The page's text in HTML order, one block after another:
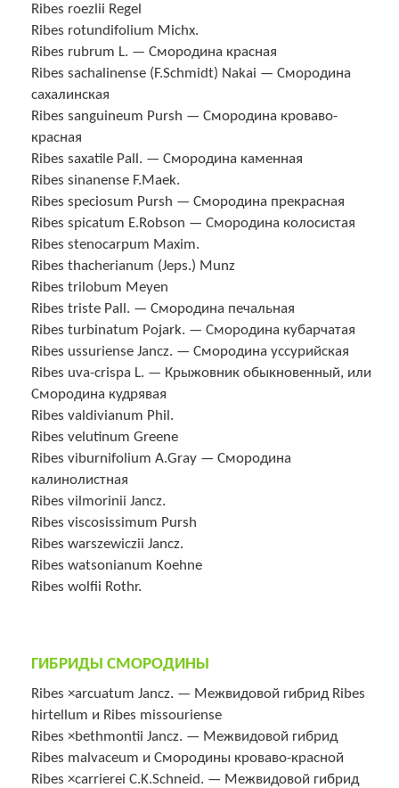
Ribes roezlii Regel
Ribes rotundifolium Michx.
Ribes rubrum L. — Смородина красная
Ribes sachalinense (F.Schmidt) Nakai — Смородина
сахалинская
Ribes sanguineum Pursh — Смородина кроваво-
красная
Ribes saxatile Pall. — Смородина каменная
Ribes sinanense F.Maek.
Ribes speciosum Pursh — Смородина прекрасная
Ribes spicatum E.Robson — Смородина колосистая
Ribes stenocarpum Maxim.
Ribes thacherianum (Jeps.) Munz
Ribes trilobum Meyen
Ribes triste Pall. — Смородина печальная
Ribes turbinatum Pojark. — Смородина кубарчатая
Ribes ussuriense Jancz. — Смородина уссурийская
Ribes uva-crispa L. — Крыжовник обыкновенный, или
Смородина кудрявая
Ribes valdivianum Phil.
Ribes velutinum Greene
Ribes viburnifolium A.Gray — Смородина
калинолистная
Ribes vilmorinii Jancz.
Ribes viscosissimum Pursh
Ribes warszewiczii Jancz.
Ribes watsonianum Koehne
Ribes wolfii Rothr.
ГИБРИДЫ СМОРОДИНЫ
Ribes ×arcuatum Jancz. — Межвидовой гибрид Ribes
hirtellum и Ribes missouriense
Ribes ×bethmontii Jancz. — Межвидовой гибрид
Ribes malvaceum и Смородины кроваво-красной
Ribes ×carrierei C.K.Schneid. — Межвидовой гибрид